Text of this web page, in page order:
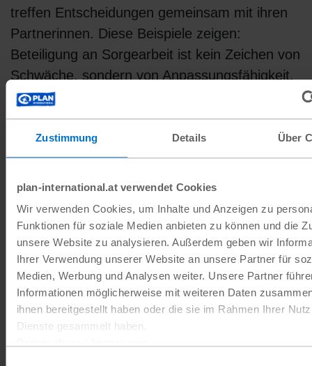
Zustimmung Details Über
plan-international.at verwendet Cookies
Wir verwenden Cookies, um Inhalte und Anzeigen zu
Funktionen für soziale Medien anbieten zu können und die
unsere Website zu analysieren. Außerdem geben wir
Ihrer Verwendung unserer Website an unsere Partner für
Medien, Werbung und Analysen weiter. Unsere Partner
Informationen möglicherweise mit weiteren Daten
ihnen bereitgestellt haben oder die sie im Rahmen Ihrer
Dienste gesammelt haben.
treffen Entscheidungen gemeinsam mit ihren
Partnerinnen. Diese Beispiele zeigen:
Beteiligung an Sorgearbeit ist kein Zeichen von
Schwäche, sondern von Anpassungsfähigkeit.
Programme, die solche positiven Rollenbilder
stärken, können Gewalt vorbeugen und
Familien stärken.